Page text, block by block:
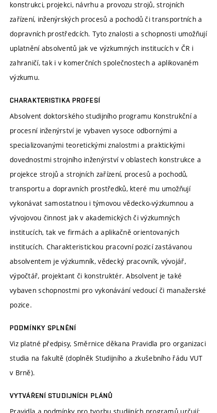
konstrukci, projekci, návrhu a provozu strojů, strojních
zařízení, inženýrských procesů a pochodů či transportních a
dopravních prostředcích. Tyto znalosti a schopnosti umožňují
uplatnění absolventů jak ve výzkumných institucích v ČR i
zahraničí, tak i v komerčních společnostech a aplikovaném
výzkumu.
CHARAKTERISTIKA PROFESÍ
Absolvent doktorského studijního programu Konstrukční a
procesní inženýrství je vybaven vysoce odbornými a
specializovanými teoretickými znalostmi a praktickými
dovednostmi strojního inženýrství v oblastech konstrukce a
projekce strojů a strojních zařízení, procesů a pochodů,
transportu a dopravních prostředků, které mu umožňují
vykonávat samostatnou i týmovou vědecko-výzkumnou a
vývojovou činnost jak v akademických či výzkumných
institucích, tak ve firmách a aplikačně orientovaných
institucích. Charakteristickou pracovní pozicí zastávanou
absolventem je výzkumník, vědecký pracovník, vývojář,
výpočtář, projektant či konstruktér. Absolvent je také
vybaven schopnostmi pro vykonávání vedoucí či manažerské
pozice.
PODMÍNKY SPLNĚNÍ
Viz platné předpisy, Směrnice děkana Pravidla pro organizaci
studia na fakultě (doplněk Studijního a zkušebního řádu VUT
v Brně).
VYTVÁŘENÍ STUDIJNÍCH PLÁNŮ